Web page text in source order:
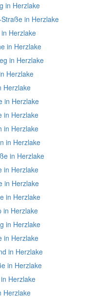
in Herzlake
in Herzlake
Herzlake
in Herzlake
in Herzlake
Herzlake
Herzlake
in Herzlake
in Herzlake
in Herzlake
in Herzlake
in Herzlake
in Herzlake
in Herzlake
in Herzlake
in Herzlake
in Herzlake
in Herzlake
in Herzlake
in Herzlake
Herzlake
Herzlake